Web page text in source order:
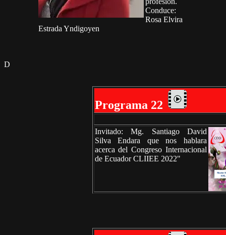
Conduce:
Rosa Elvira
Estrada Yndigoyen
D
Programa 22
Invitado: Mg. Santiago David
Silva Endara que nos hablara
acerca del Congreso Internacional
de Ecuador CLIIEE 2022"